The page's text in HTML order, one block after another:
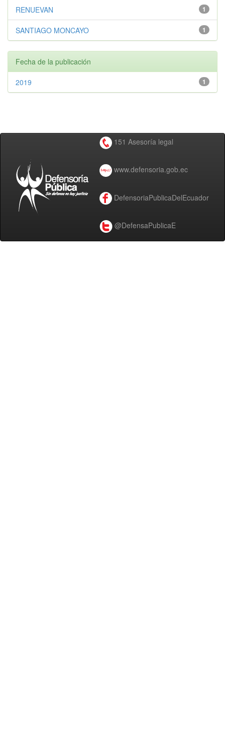
1
RENUEVAN
1
SANTIAGO MONCAYO
Fecha de la publicación
1
2019
151 Asesoría legal
www.defensoria.gob.ec
DefensoriaPublicaDelEcuador
@DefensaPublicaE